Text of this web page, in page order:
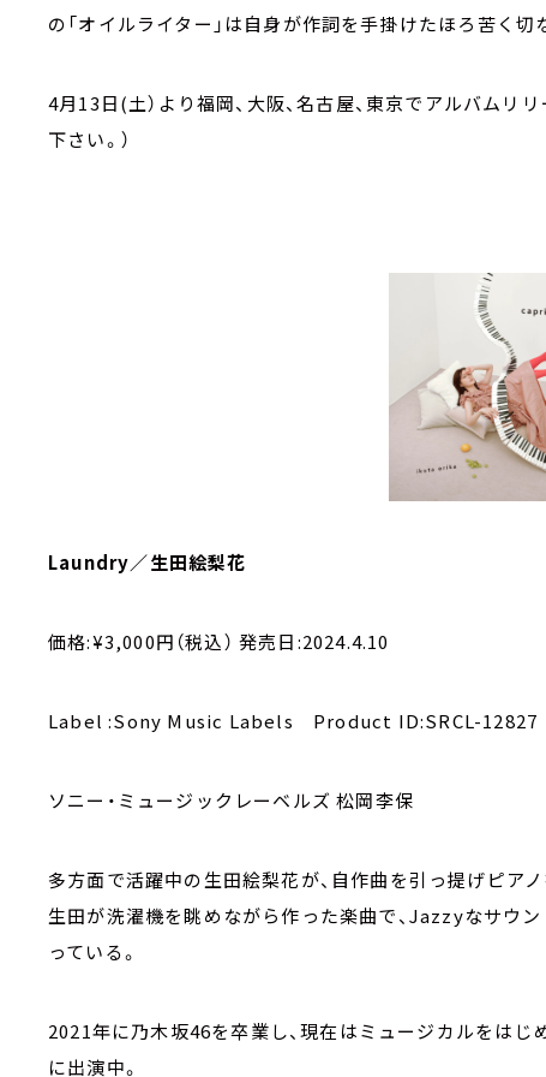
の「オイルライター」は自身が作詞を手掛けたほろ苦く切
4月13日(土）より福岡、大阪、名古屋、東京でアルバム
下さい。）
Laundry／生田絵梨花
価格:¥3,000円（税込） 発売日:2024.4.10
Label :Sony Music Labels Product ID:SRCL-12827
ソニー・ミュージックレーベルズ 松岡李保
多方面で活躍中の生田絵梨花が、自作曲を引っ提げピア
生田が洗濯機を眺めながら作った楽曲で、Jazzyなサウ
っている。
2021年に乃木坂46を卒業し、現在はミュージカルをはじ
に出演中。